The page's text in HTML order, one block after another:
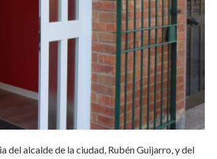
del alcalde de la ciudad, Rubén Guijarro, y del